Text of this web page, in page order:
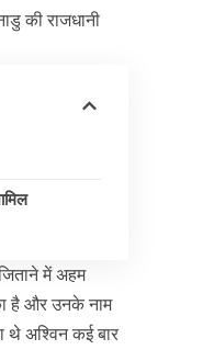
की राजधानी
में अहम
है और उनके नाम
थे अश्विन कई बार